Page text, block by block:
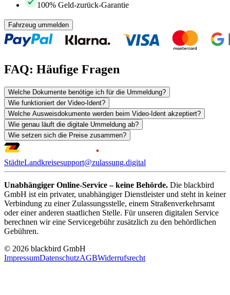
100% Geld-zurück-Garantie
Fahrzeug ummelden
FAQ: Häufige Fragen
Welche Dokumente benötige ich für die Ummeldung?
Wie funktioniert der Video-Ident?
Welche Ausweisdokumente werden beim Video-Ident akzeptiert?
Wie genau läuft die digitale Ummeldung ab?
Wie setzen sich die Preise zusammen?
StädteLandkreisesupport@zulassung.digital
Unabhängiger Online-Service – keine Behörde. Die blackbird
GmbH ist ein privater, unabhängiger Dienstleister und steht in keiner
Verbindung zu einer Zulassungsstelle, einem Straßenverkehrsamt
oder einer anderen staatlichen Stelle. Für unseren digitalen Service
berechnen wir eine Servicegebühr zusätzlich zu den behördlichen
Gebühren.
© 2026 blackbird GmbH
ImpressumDatenschutzAGBWiderrufsrecht